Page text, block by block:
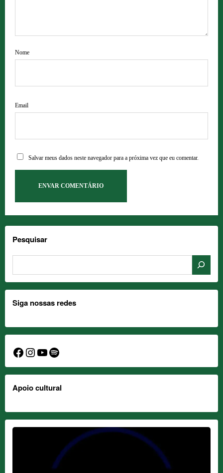
Nome
Email
Salvar meus dados neste navegador para a próxima vez que eu comentar.
Pesquisar
Siga nossas redes
Facebook
Instagram
YouTube
Spotify
Apoio cultural